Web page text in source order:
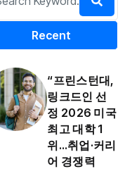
Recent
“프린스턴대,
링크드인 선
정 2026 미국
최고 대학 1
위…취업·커리
어 경쟁력